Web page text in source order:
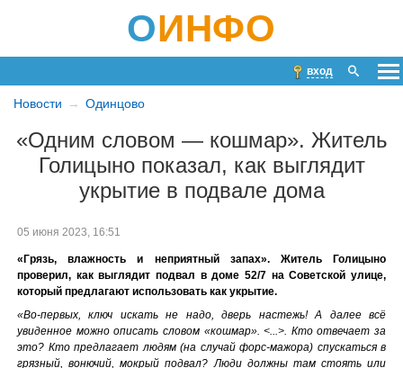
ОИНФО
вход
Новости Одинцово
«Одним словом — кошмар». Житель
Голицыно показал, как выглядит
укрытие в подвале дома
05 июня 2023, 16:51
«Грязь, влажность и неприятный запах». Житель Голицыно
проверил, как выглядит подвал в доме 52/7 на Советской улице,
который предлагают использовать как укрытие.
«Во-первых, ключ искать не надо, дверь настежь! А далее всё
увиденное можно описать словом «кошмар». <...>. Кто отвечает за
это? Кто предлагает людям (на случай форс-мажора) спускаться в
грязный, вонючий, мокрый подвал? Люди должны там стоять или